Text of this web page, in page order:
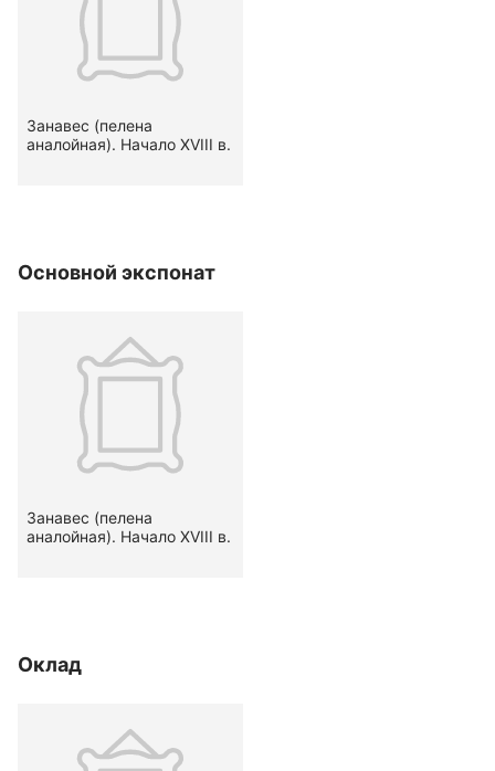
Занавес (пелена
аналойная). Начало ХVIII в.
Основной экспонат
Занавес (пелена
аналойная). Начало ХVIII в.
Оклад